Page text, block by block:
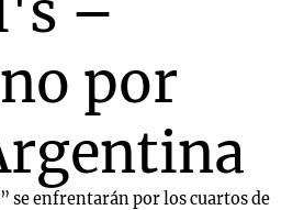
por
se enfrentarán por los cuartos de